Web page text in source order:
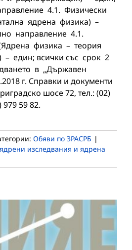
4.1. Физически
ядрена физика) –
направление 4.1.
физика – теория
един; всички със срок 2
в „Държавен
г. Справки и документи
шосе 72, тел.: (02)
979 59 82.
Обяви по ЗРАСРБ |
изследвания и ядрена